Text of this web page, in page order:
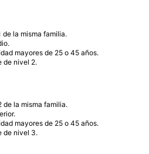
la misma familia.
mayores de 25 o 45 años.
de nivel 2.
la misma familia.
mayores de 25 o 45 años.
de nivel 3.